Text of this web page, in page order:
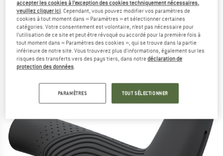
Poignées de vélo
(0)
accepter les cookies à l’exception des cookies techniquement nécessaires,
veuillez cliquer ici. Cependant, vous pouvez modifier vos paramètres de
cookies à tout moment dans « Paramètres » et sélectionner certaines
catégories. Votre consentement est volontaire, n’est pas nécessaire pour
l’utilisation de ce site et peut être révoqué ou accordé pour la première fois à
tout moment dans « Paramètres des cookies », qui se trouve dans la partie
inférieure de notre site. Vous trouverez plus d'informations, également sur les
risques des transferts vers des pays tiers, dans notredéclaration de
protection des données.
PARAMÈTRES TOUT SÉLECTIONNER